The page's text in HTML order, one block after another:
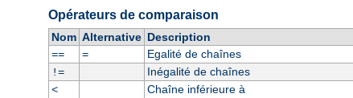
Opérateurs de comparaison
Nom Alternative Description
==
=
Egalité de chaînes
!=
Inégalité de chaînes
<
Chaîne inférieure à